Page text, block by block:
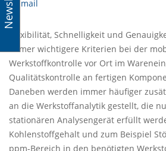
Email
Flexibilität, Schnelligkeit und
immer wichtigere Kriterien bei der
Werkstoffkontrolle vor Ort im
Qualitätskontrolle an fertigen
Daneben werden immer häufiger
an die Werkstoffanalytik gestellt, die
stationären Analysengerät erfüllt
Kohlenstoffgehalt und zum Beispiel
ppm-Bereich in den benötigten